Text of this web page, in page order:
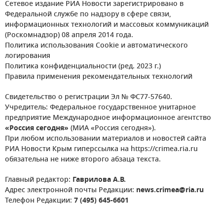
Сетевое издание РИА Новости зарегистрировано в
Федеральной службе по надзору в сфере связи,
информационных технологий и массовых коммуникаций
(Роскомнадзор) 08 апреля 2014 года.
Политика использования Cookie и автоматического
логирования
Политика конфиденциальности (ред. 2023 г.)
Правила применения рекомендательных технологий
Свидетельство о регистрации Эл № ФС77-57640.
Учредитель: Федеральное государственное унитарное
предприятие Международное информационное агентство
«Россия сегодня» (МИА «Россия сегодня»).
При любом использовании материалов и новостей сайта
РИА Новости Крым гиперссылка на https://crimea.ria.ru
обязательна не ниже второго абзаца текста.
Главный редактор: Гаврилова А.В.
Адрес электронной почты Редакции: news.crimea@ria.ru
Телефон Редакции: 7 (495) 645-6601